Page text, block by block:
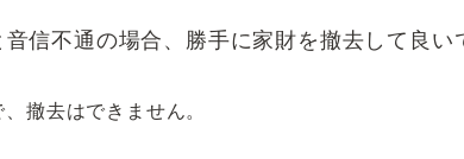
信不通の場合、勝手に家財を撤去して良い
撤去はできません。